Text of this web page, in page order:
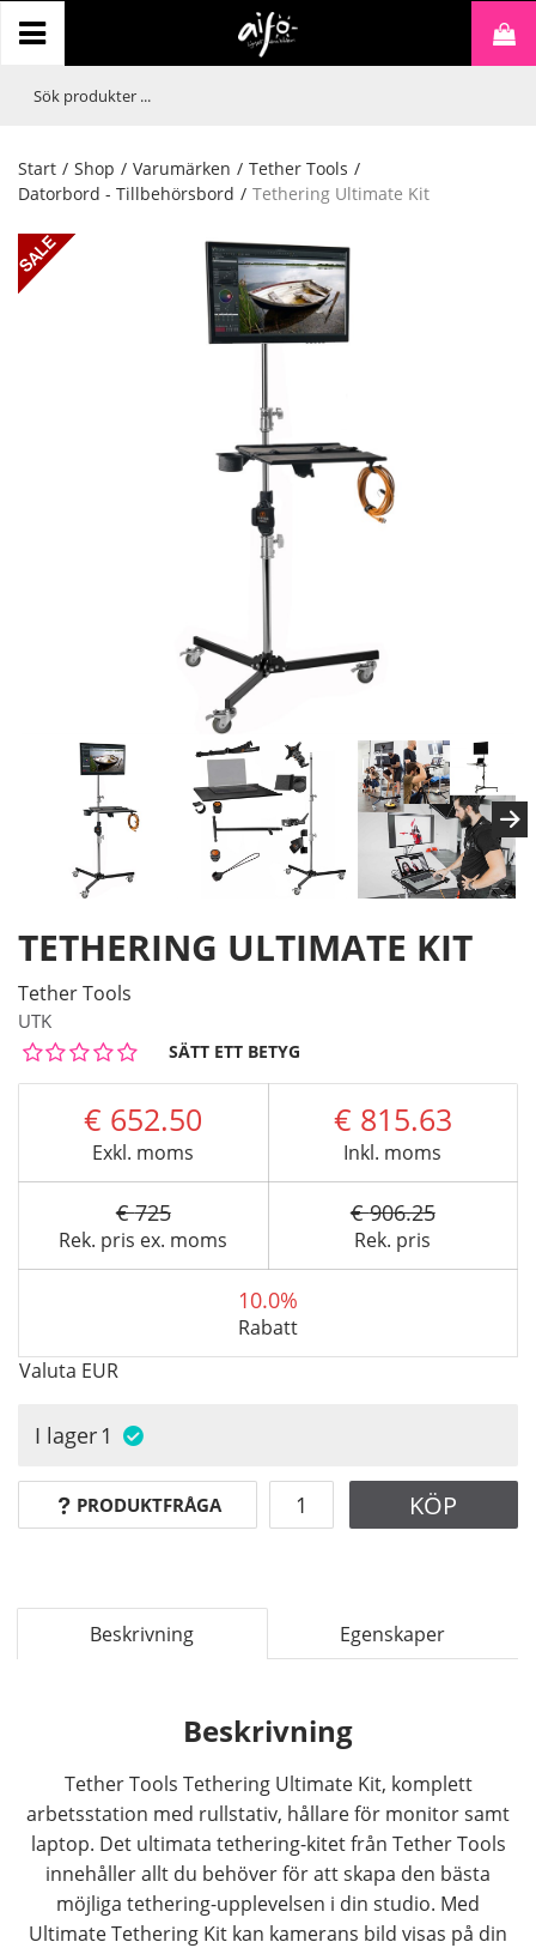
Start / Shop / Varumärken / Tether Tools /
Datorbord - Tillbehörsbord / Tethering Ultimate Kit
TETHERING ULTIMATE KIT
Tether Tools
UTK
SÄTT ETT BETYG
Exkl. moms
652.50
Inkl. moms
815.63
Rek. pris ex. moms
725
Rek. pris
906.25
Rabatt
10.0%
Valuta EUR
I lager 1
PRODUKTFRÅGA KÖP
Beskrivning Egenskaper
Beskrivning
Tether Tools Tethering Ultimate Kit, komplett
arbetsstation med rullstativ, hållare för monitor samt
laptop. Det ultimata tethering-kitet från Tether Tools
innehåller allt du behöver för att skapa den bästa
möjliga tethering-upplevelsen i din studio. Med
Ultimate Tethering Kit kan kamerans bild visas på din